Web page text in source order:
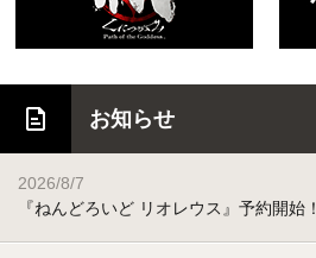
お知らせ
2026/8/7
『ねんどろいど リオレウス』予約開始！